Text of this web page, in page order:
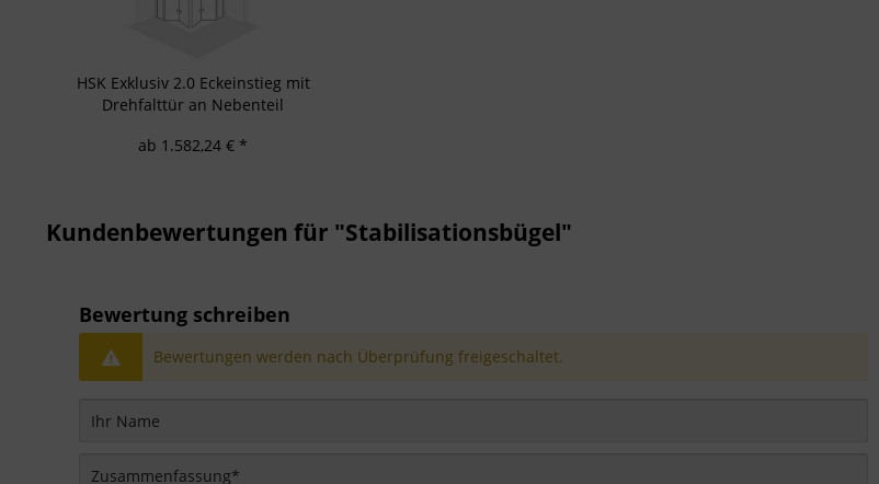
HSK Exklusiv 2.0 Eckeinstieg mit
Drehfalttür an Nebenteil
ab 1.582,24 € *
Kundenbewertungen für "Stabilisationsbügel"
Bewertung schreiben
Bewertungen werden nach Überprüfung freigeschaltet.